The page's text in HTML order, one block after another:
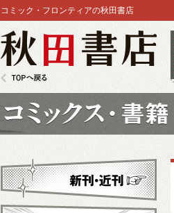
コミック・フロンティアの秋田書店
新刊・近刊